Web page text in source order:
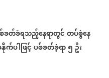
ခတ်ခံရသည့်နေရာတွင်တပ်စွဲနေ
က်ပါဖြင့်ပစ်ခတ်ခဲ့ရာ၅ ဦး